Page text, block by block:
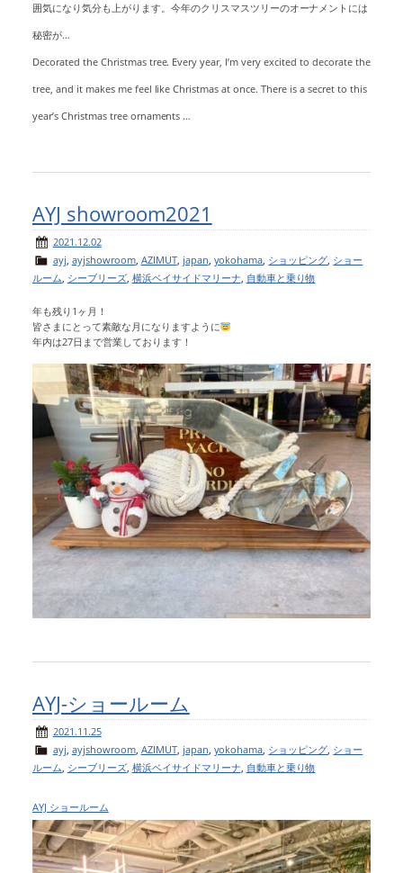
囲気になり気分も上がります。今年のクリスマスツリーのオーナメントには
秘密が…
Decorated the Christmas tree. Every year, I’m very excited to decorate the
tree, and it makes me feel like Christmas at once. There is a secret to this
year’s Christmas tree ornaments …
AYJ showroom2021
2021.12.02
ayj ayjshowroom, AZIMUT, japan yokohama ショッピング ショー
ルーム シーブリーズ, 横浜ベイサイドマリーナ 自動車と乗り物
年も残り1ヶ月！
皆さまにとって素敵な月になりますように
年内は27日まで営業しております！
AYJ-ショールーム
2021.11.25
ayj ayjshowroom, AZIMUT, japan yokohama ショッピング ショー
ルーム シーブリーズ, 横浜ベイサイドマリーナ 自動車と乗り物
AYJ ショールーム